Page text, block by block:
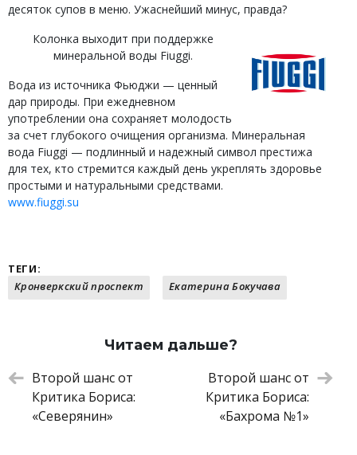
десяток супов в меню. Ужаснейший минус, правда?
Колонка выходит при поддержке
минеральной воды Fiuggi.
Вода из источника Фьюджи — ценный
дар природы. При ежедневном
употреблении она сохраняет молодость
за счет глубокого очищения организма. Минеральная
вода Fiuggi — подлинный и надежный символ престижа
для тех, кто стремится каждый день укреплять здоровье
простыми и натуральными средствами.
www.fiuggi.su
ТЕГИ:
Кронверкский проспект
Екатерина Бокучава
Читаем дальше?
Второй шанс от
Критика Бориса:
«Северянин»
Второй шанс от
Критика Бориса:
«Бахрома №1»